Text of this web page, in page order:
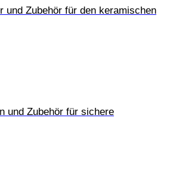
und Zubehör für den keramischen
und Zubehör für sichere